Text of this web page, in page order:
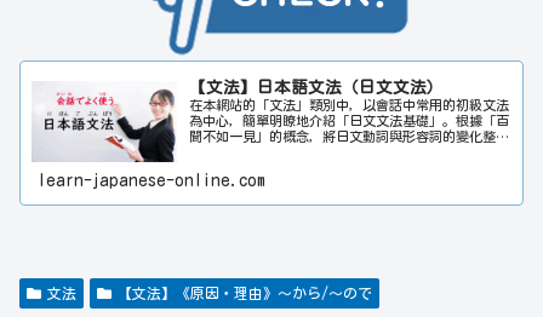
【文法】日本語文法（日文文法）
在本網站的「文法」類別中，以會話中常用的初級文法
為中心，簡單明瞭地介紹「日文文法基礎」。根據「百
聞不如一見」的概念，將日文動詞與形容詞的變化整理
的文法。此外，將日文的「自動詞」與「他動詞」按4
有相關的文法頁面上標註了「大家的日本語第×課」。
希望本網站能對日文學習者的日文能力提升多多少少都
有所幫助。
learn-japanese-online.com
文法 【文法】《原因・理由》～から/～ので